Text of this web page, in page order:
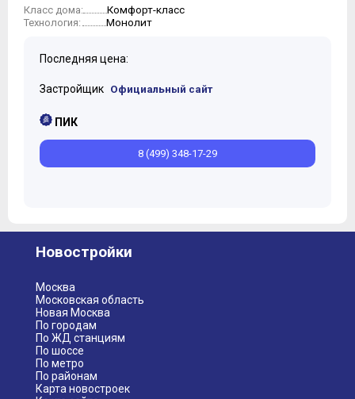
Класс дома: Комфорт-класс
Технология: Монолит
Последняя цена:
Застройщик Официальный сайт
ПИК
8 (499) 348-17-29
Новостройки
Москва
Московская область
Новая Москва
По городам
По ЖД станциям
По шоссе
По метро
По районам
Карта новостроек